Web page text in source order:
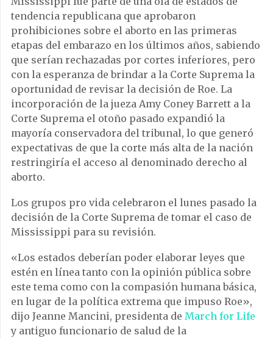
tendencia republicana que aprobaron
prohibiciones sobre el aborto en las primeras
etapas del embarazo en los últimos años, sabiendo
que serían rechazadas por cortes inferiores, pero
con la esperanza de brindar a la Corte Suprema la
oportunidad de revisar la decisión de Roe. La
incorporación de la jueza Amy Coney Barrett a la
Corte Suprema el otoño pasado expandió la
mayoría conservadora del tribunal, lo que generó
expectativas de que la corte más alta de la nación
restringiría el acceso al denominado derecho al
aborto.
Los grupos pro vida celebraron el lunes pasado la
decisión de la Corte Suprema de tomar el caso de
Mississippi para su revisión.
«Los estados deberían poder elaborar leyes que
estén en línea tanto con la opinión pública sobre
este tema como con la compasión humana básica,
en lugar de la política extrema que impuso Roe»,
dijo Jeanne Mancini, presidenta de March for Life
y antiguo funcionario de salud de la